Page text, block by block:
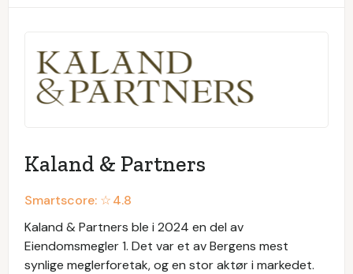
Kaland & Partners
Smartscore: ☆4.8
Kaland & Partners ble i 2024 en del av
Eiendomsmegler 1. Det var et av Bergens mest
synlige meglerforetak, og en stor aktør i markedet.